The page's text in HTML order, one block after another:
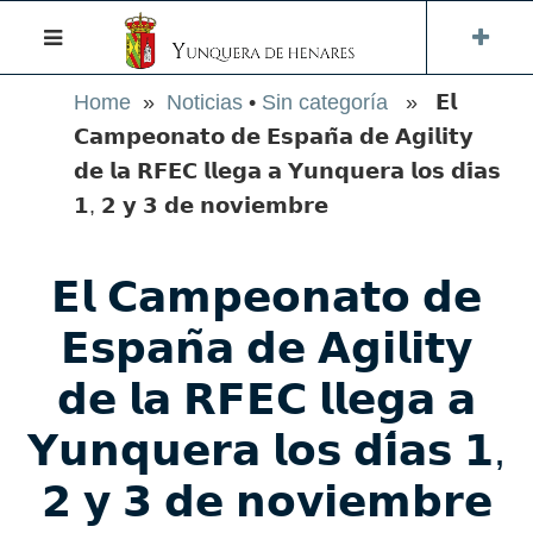
Home » Noticias • Sin categoría » 𝗘𝗹
𝗖𝗮𝗺𝗽𝗲𝗼𝗻𝗮𝘁𝗼 𝗱𝗲 𝗘𝘀𝗽𝗮𝗻̃𝗮 𝗱𝗲 𝗔𝗴𝗶𝗹𝗶𝘁𝘆
𝗱𝗲 𝗹𝗮 𝗥𝗙𝗘𝗖 𝗹𝗹𝗲𝗴𝗮 𝗮 𝗬𝘂𝗻𝗾𝘂𝗲𝗿𝗮 𝗹𝗼𝘀 𝗱𝗶́𝗮𝘀
𝟭, 𝟮 𝘆 𝟯 𝗱𝗲 𝗻𝗼𝘃𝗶𝗲𝗺𝗯𝗿𝗲
𝗘𝗹 𝗖𝗮𝗺𝗽𝗲𝗼𝗻𝗮𝘁𝗼 𝗱𝗲
𝗘𝘀𝗽𝗮𝗻̃𝗮 𝗱𝗲 𝗔𝗴𝗶𝗹𝗶𝘁𝘆
𝗱𝗲 𝗹𝗮 𝗥𝗙𝗘𝗖 𝗹𝗹𝗲𝗴𝗮 𝗮
𝗬𝘂𝗻𝗾𝘂𝗲𝗿𝗮 𝗹𝗼𝘀 𝗱𝗶́𝗮𝘀 𝟭,
𝟮 𝘆 𝟯 𝗱𝗲 𝗻𝗼𝘃𝗶𝗲𝗺𝗯𝗿𝗲